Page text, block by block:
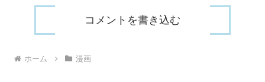
コメントを書き込む
ホーム 漫画